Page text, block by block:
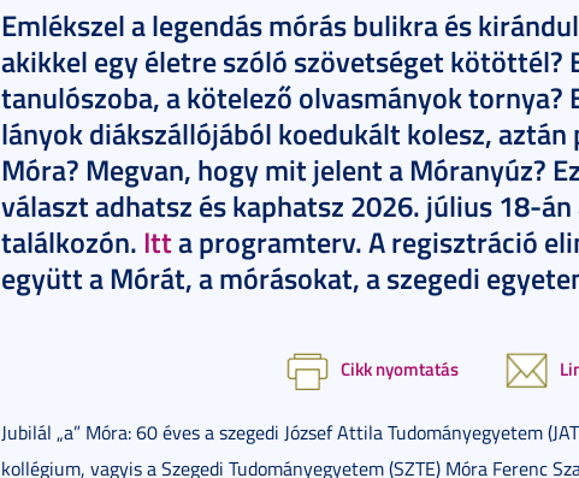
Emlékszel a legendás mórás bulikra és
akikkel egy életre szóló szövetséget kötöttél?
tanulószoba, a kötelező olvasmányok tornya?
lányok diákszállójából koedukált kolesz,
Móra? Megvan, hogy mit jelent a Móranyúz?
választ adhatsz és kaphatsz 2026. július 18-án
találkozón. Itta programterv. A regisztráció
együtt a Mórát, a mórásokat, a szegedi
Cikk nyomtatás
Jubilál „a” Móra: 60 éves a szegedi József Attila Tudományegyetem
kollégium, vagyis a Szegedi Tudományegyetem (SZTE) Móra Ferenc